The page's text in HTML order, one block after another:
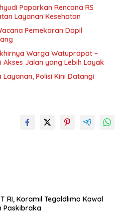
Paparkan Rencana RS
Layanan Kesehatan
Pemekaran Dapil
Warga Watuprapat –
Akses Jalan yang Lebih Layak
Polisi Kini Datangi
RI, Koramil Tegaldlimo Kawal
Paskibraka